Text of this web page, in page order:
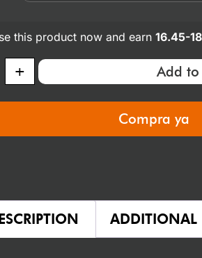
this product now and earn 16.45-
+ Add
Compra ya
ADDITIONAL